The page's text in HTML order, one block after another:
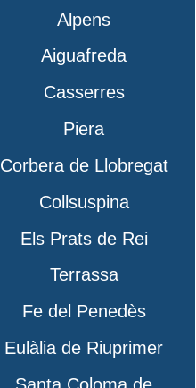
Alpens
Aiguafreda
Casserres
Piera
Corbera de Llobregat
Collsuspina
Els Prats de Rei
Terrassa
Fe del Penedès
Eulàlia de Riuprimer